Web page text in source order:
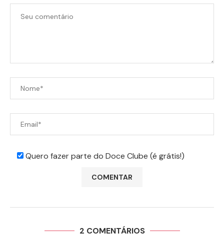
Quero fazer parte do Doce Clube (é grátis!)
2 COMENTÁRIOS